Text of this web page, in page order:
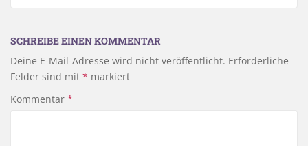
SCHREIBE EINEN KOMMENTAR
Deine E-Mail-Adresse wird nicht veröffentlicht. Erforderliche
Felder sind mit * markiert
Kommentar *